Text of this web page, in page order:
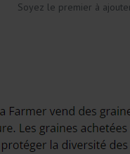
Soyez le premier à